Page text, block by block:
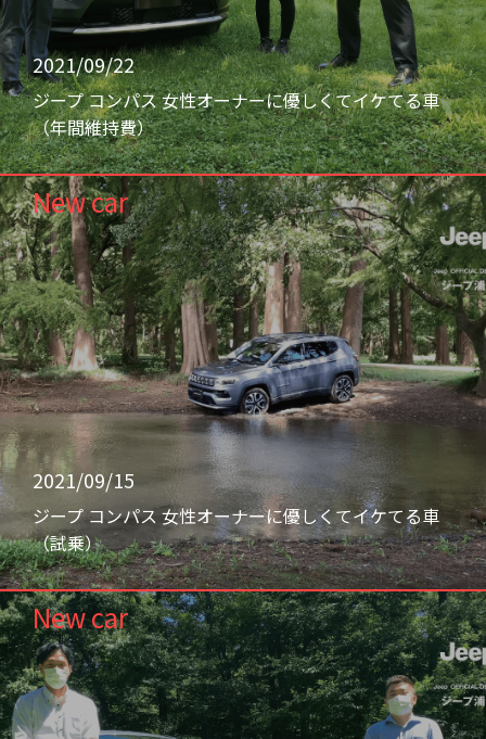
2021/09/22
ジープ コンパス 女性オーナーに優しくてイケてる車
（年間維持費）
New car
2021/09/15
ジープ コンパス 女性オーナーに優しくてイケてる車
（試乗）
New car